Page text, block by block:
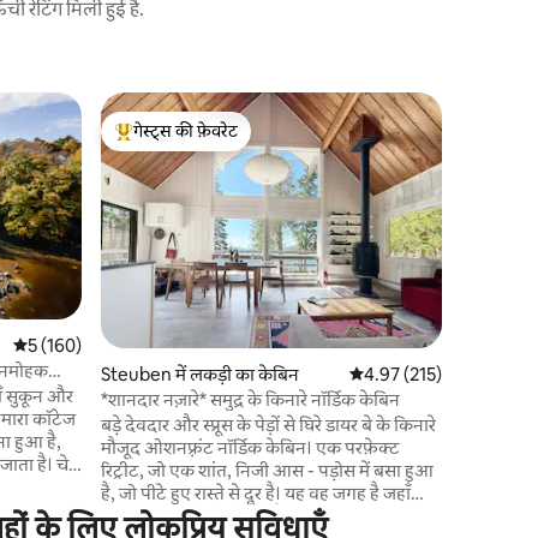
रेटिंग मिली हुई है.
औसत रेटिंग 5 में से 5, 160 समीक्षाएँ
5 (160)
सुकून और
कॉटेज
हुआ है,
है। चेरी
निजी डेक
पेनोबस्कॉट
गेस्ट्स का टॉप फ़ेवरेट
गेस्ट्स की फ़ेवरेट
Steuben में लकड़ी का केबिन औसत रेटिंग 5 में से 4.97,
4.97 (215)
*शानदार नज़ारे* समुद्र के किनारे नॉर्डिक केबिन
बड़े देवदार और स्प्रूस के पेड़ों से घिरे डायर बे के किनारे
मौजूद ओशनफ़्रंट नॉर्डिक केबिन। एक परफ़ेक्ट
रिट्रीट, जो एक शांत, निजी आस - पड़ोस में बसा हुआ
है, जो पीटे हुए रास्ते से दूर है। यह वह जगह है जहाँ
आप इस सब से दूर हो जाते हैं, और डाउनएस्ट के सभी
के लिए लोकप्रिय सुविधाएँ